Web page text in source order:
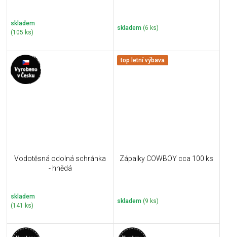
skladem
(105 ks)
skladem (6 ks)
Vodotěsná odolná schránka
- hnědá
skladem
(141 ks)
top letní výbava
Zápalky COWBOY cca 100 ks
skladem (9 ks)